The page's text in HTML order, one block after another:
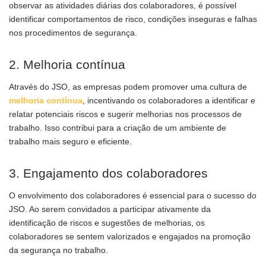
observar as atividades diárias dos colaboradores, é possível
identificar comportamentos de risco, condições inseguras e falhas
nos procedimentos de segurança.
2. Melhoria contínua
Através do JSO, as empresas podem promover uma cultura de
melhoria contínua, incentivando os colaboradores a identificar e
relatar potenciais riscos e sugerir melhorias nos processos de
trabalho. Isso contribui para a criação de um ambiente de
trabalho mais seguro e eficiente.
3. Engajamento dos colaboradores
O envolvimento dos colaboradores é essencial para o sucesso do
JSO. Ao serem convidados a participar ativamente da
identificação de riscos e sugestões de melhorias, os
colaboradores se sentem valorizados e engajados na promoção
da segurança no trabalho.